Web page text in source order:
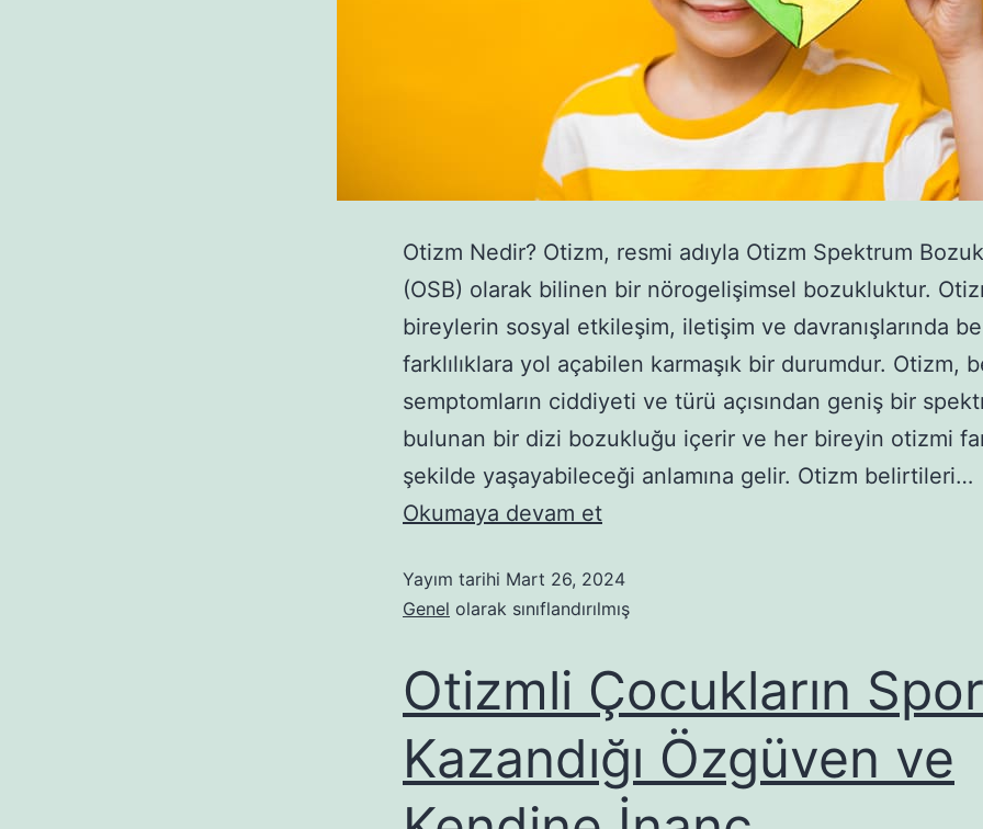
Otizm Nedir? Otizm, resmi adıyla Otizm Spektrum
(OSB) olarak bilinen bir nörogelişimsel bozukluktur.
bireylerin sosyal etkileşim, iletişim ve davranışlarında
farklılıklara yol açabilen karmaşık bir durumdur. Otizm,
semptomların ciddiyeti ve türü açısından geniş bir
bulunan bir dizi bozukluğu içerir ve her bireyin otizmi
şekilde yaşayabileceği anlamına gelir. Otizm belirtileri…
Okumaya devam et
Yayım tarihi Mart 26, 2024
Genel olarak sınıflandırılmış
Otizmli Çocukların
Kazandığı Özgüven ve